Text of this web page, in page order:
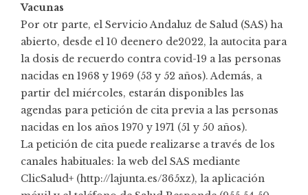
Vacunas
Por otr parte, el Servicio Andaluz de Salud (SAS) ha
abierto, desde el 10 deenero de2022, la autocita para
la dosis de recuerdo contra covid-19 a las personas
nacidas en 1968 y 1969 (53 y 52 años). Además, a
partir del miércoles, estarán disponibles las
agendas para petición de cita previa a las personas
nacidas en los años 1970 y 1971 (51 y 50 años).
La petición de cita puede realizarse a través de los
canales habituales: la web del SAS mediante
ClicSalud+ (http://lajunta.es/365xz), la aplicación